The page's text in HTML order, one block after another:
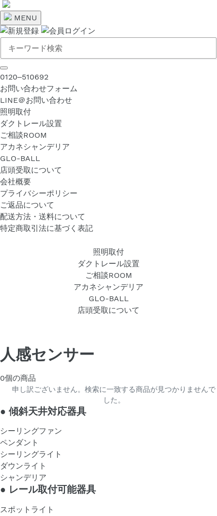
コ
ン
テ
ン
ス
キ
ッ
プ
す
る
MENU
0120‒510692
お問い合わせフォーム
LINE＠お問い合わせ
照明取付
ダクトレール設置
ご相談ROOM
アカネシャンデリア
GLO-BALL
店頭受取について
会社概要
プライバシーポリシー
ご返品について
配送方法・送料について
特定商取引法に基づく表記
照明取付
ダクトレール設置
ご相談ROOM
アカネシャンデリア
GLO-BALL
店頭受取について
人感センサー
0個の商品
申し訳ございません。検索に一致する商品が見つかりませんで
した。
● 傾斜天井対応器具
シーリングファン
ペンダント
シーリングライト
ダウンライト
シャンデリア
● レール取付可能器具
スポットライト